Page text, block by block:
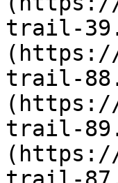
trail-
(https://
trail-
(https://
trail-
(https://